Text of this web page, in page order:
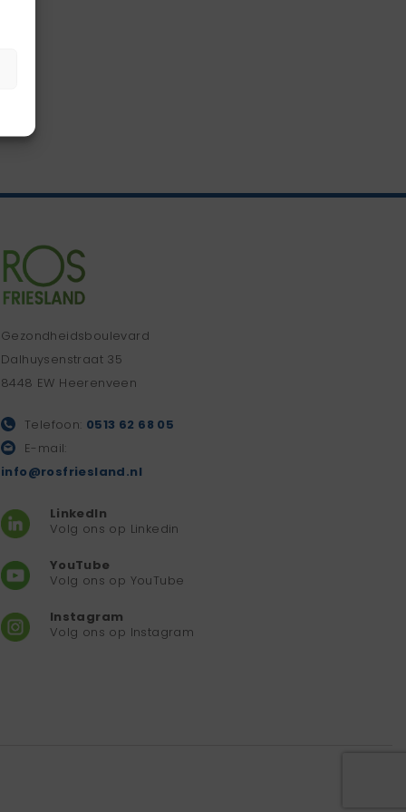
Gezondheidsboulevard
Dalhuysenstraat 35
8448 EW Heerenveen
Telefoon: 0513 62 68 05
E-mail:
info@rosfriesland.nl
LinkedIn
Volg ons op Linkedin
YouTube
Volg ons op YouTube
Instagram
Volg ons op Instagram